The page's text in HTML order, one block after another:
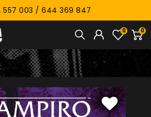
557 003 / 644 369 847
0
0